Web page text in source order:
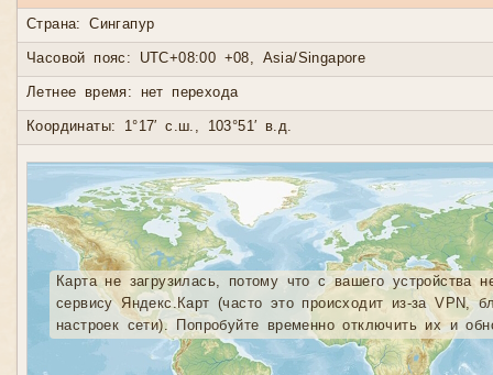
Страна: Сингапур
Часовой пояс: UTC+08:00 +08, Asia/Singapore
Летнее время: нет перехода
Координаты: 1°17′ с.ш., 103°51′ в.д.
Карта не загрузилась, потому что с вашего устройства
сервису Яндекс.Карт (часто это происходит из-за VPN,
настроек сети). Попробуйте временно отключить их и